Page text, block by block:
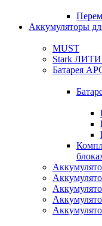
Аккумуляторы
MUST
Stark
Батарея